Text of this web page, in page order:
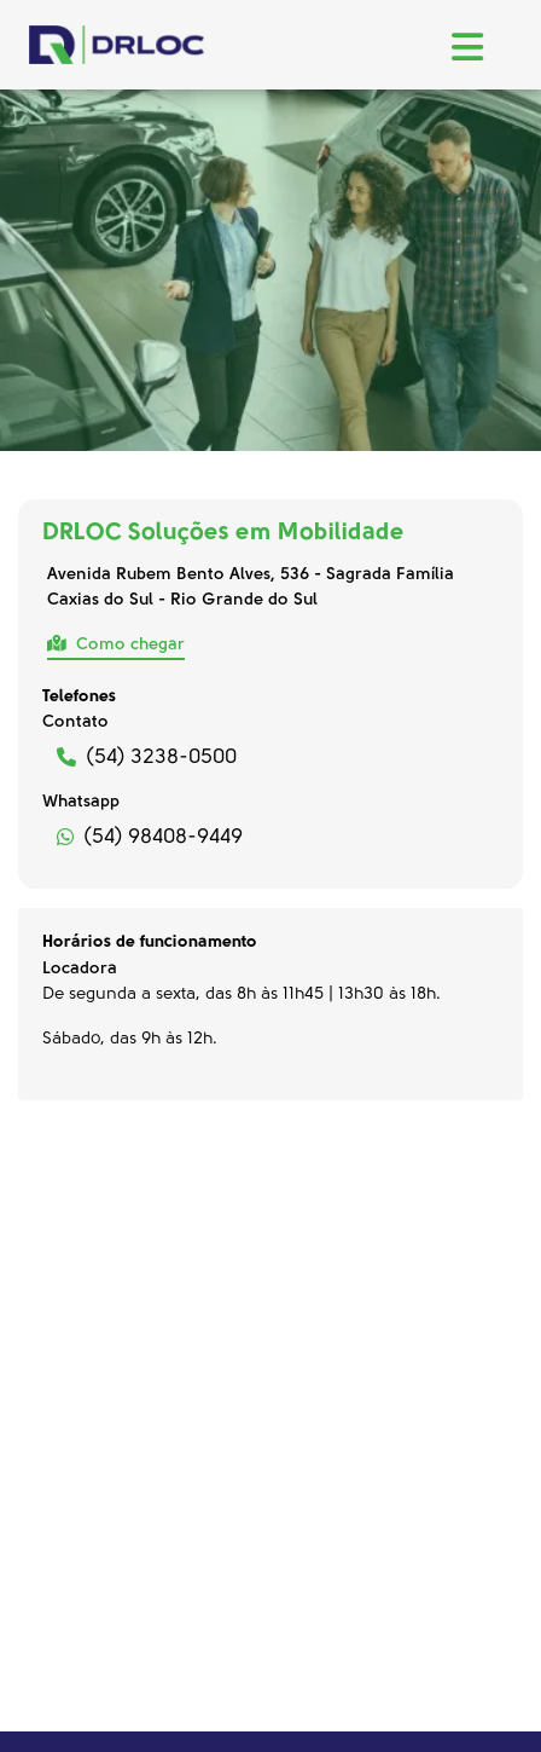
DRLOC Soluções em Mobilidade
Avenida Rubem Bento Alves, 536 - Sagrada Família
Caxias do Sul - Rio Grande do Sul
Como chegar
Telefones
Contato
(54) 3238-0500
Whatsapp
(54) 98408-9449
Horários de funcionamento
Locadora
De segunda a sexta, das 8h às 11h45 | 13h30 às 18h.
Sábado, das 9h às 12h.